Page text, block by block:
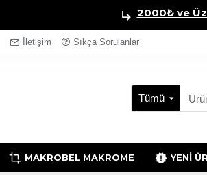
2000₺ ve
İletişim Sıkça Sorulanlar
Tümü
MAKROBEL MAKROME YENI